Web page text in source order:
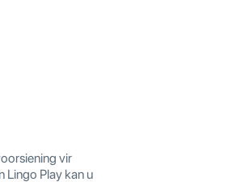
vir
Lingo Play kan u